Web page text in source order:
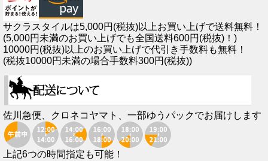
サクラスタイルは5,000円(税抜)以上お買い上げで送料無料！
(5,000円未満のお買い上げでも全国送料600円(税抜)！)
10000円(税抜)以上のお買い上げで代引き手数料も無料！
(税抜10000円未満の場合手数料300円(税抜))
佐川急便、クロネコヤマト、一部ゆうパックでお届けします
上記6つの時間指定も可能！